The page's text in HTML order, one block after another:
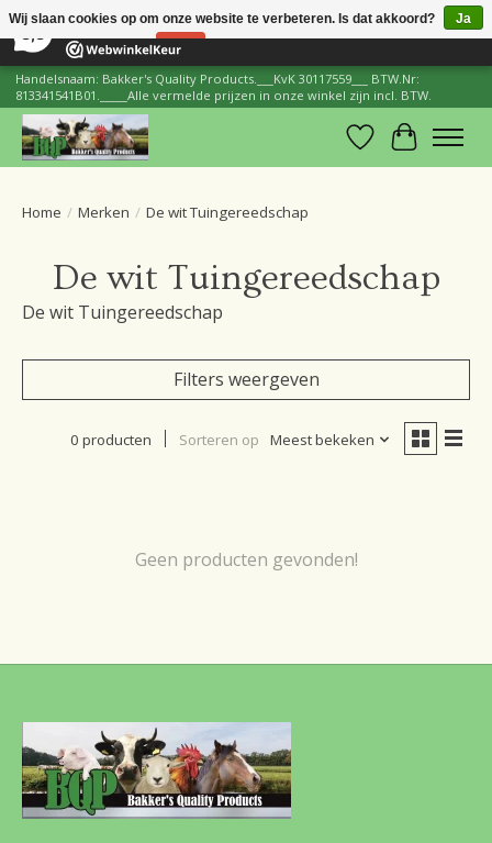
206 Reviews ×
Handelsnaam: Bakker's Quality Products.___KvK 30117559___ BTW.Nr:
813341541B01._____Alle vermelde prijzen in onze winkel zijn incl. BTW.
Verlanglijst
Home / Merken / De wit Tuingereedschap
De wit Tuingereedschap
De wit Tuingereedschap
Filters weergeven
0 producten Sorteren op Meest bekeken
Geen producten gevonden!
Wij slaan cookies op om onze website te verbeteren. Is dat akkoord?
Ja
Nee